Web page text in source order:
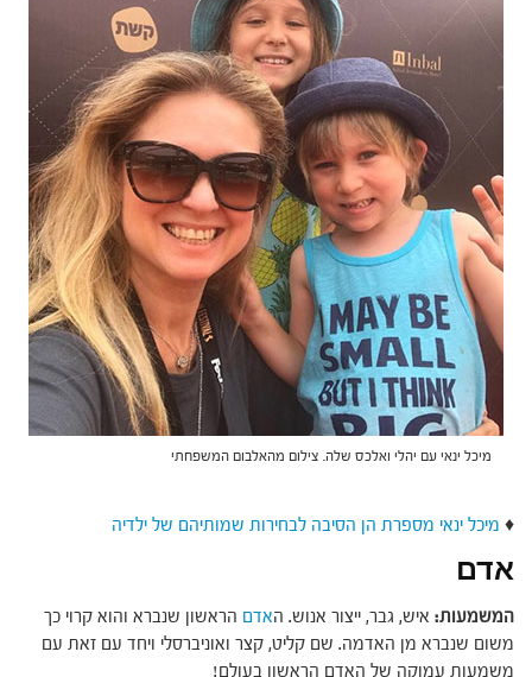
מיכל ינאי עם יהלי ואלכס שלה. צילום מהאלבום המשפחתי
♦ מיכל ינאי מספרת הן הסיבה לבחירות שמותיהם של ילדיה
אדם
המשמעות: איש, גבר, ייצור אנוש. האדם הראשון שנברא והוא קרוי כך
משום שנברא מן האדמה. שם קליט, קצר ואוניברסלי ויחד עם זאת עם
משמעות עמוקה של האדם הראשון בעולם!